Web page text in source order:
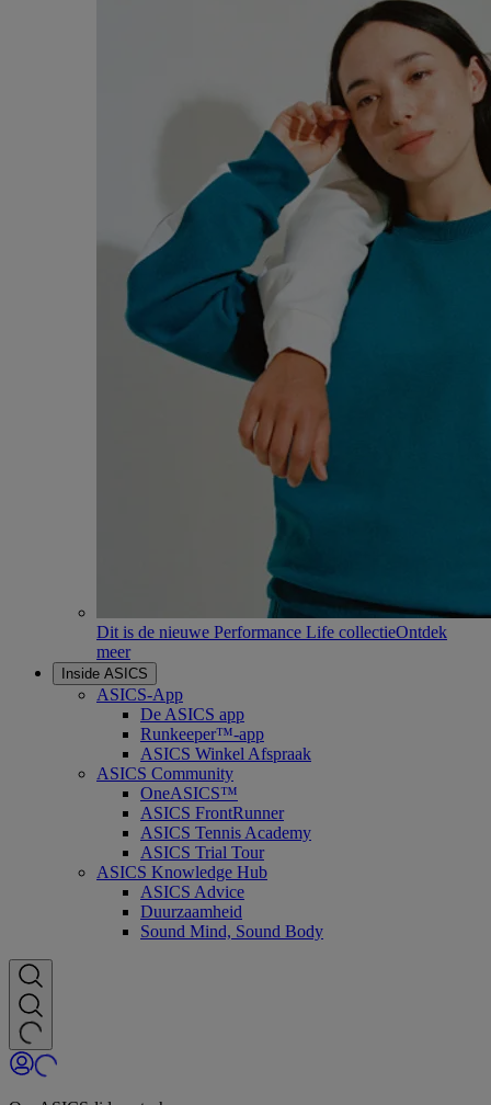
Dit is de nieuwe Performance Life collectieOntdek
meer
Inside ASICS
ASICS-App
De ASICS app
Runkeeper™-app
ASICS Winkel Afspraak
ASICS Community
OneASICS™
ASICS FrontRunner
ASICS Tennis Academy
ASICS Trial Tour
ASICS Knowledge Hub
ASICS Advice
Duurzaamheid
Sound Mind, Sound Body